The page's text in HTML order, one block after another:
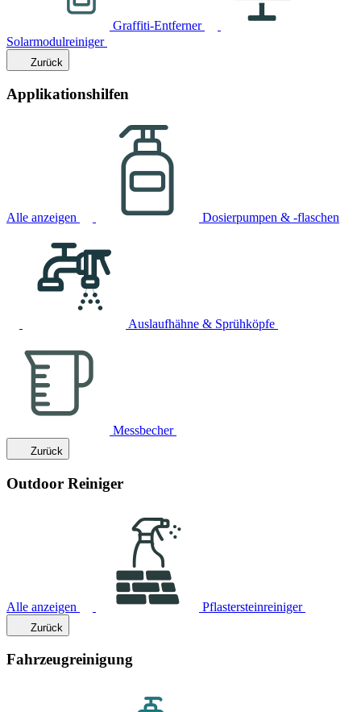
Graffiti-Entferner
Solarmodulreiniger
Zurück
Applikationshilfen
Alle anzeigen Dosierpumpen & -flaschen
Auslaufhähne & Sprühköpfe
Messbecher
Zurück
Outdoor Reiniger
Alle anzeigen Pflastersteinreiniger
Zurück
Fahrzeugreinigung